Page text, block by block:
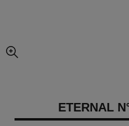
forstørret visning av bildet
ETERNAL